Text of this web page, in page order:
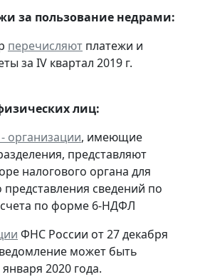
за пользование недрами:
перечисляют платежи и
за IV квартал 2019 г.
лиц:
организации, имеющие
представляют
налогового органа для
сведений по
по форме 6-НДФЛ
ФНС России от 27 декабря
может быть
2020 года.